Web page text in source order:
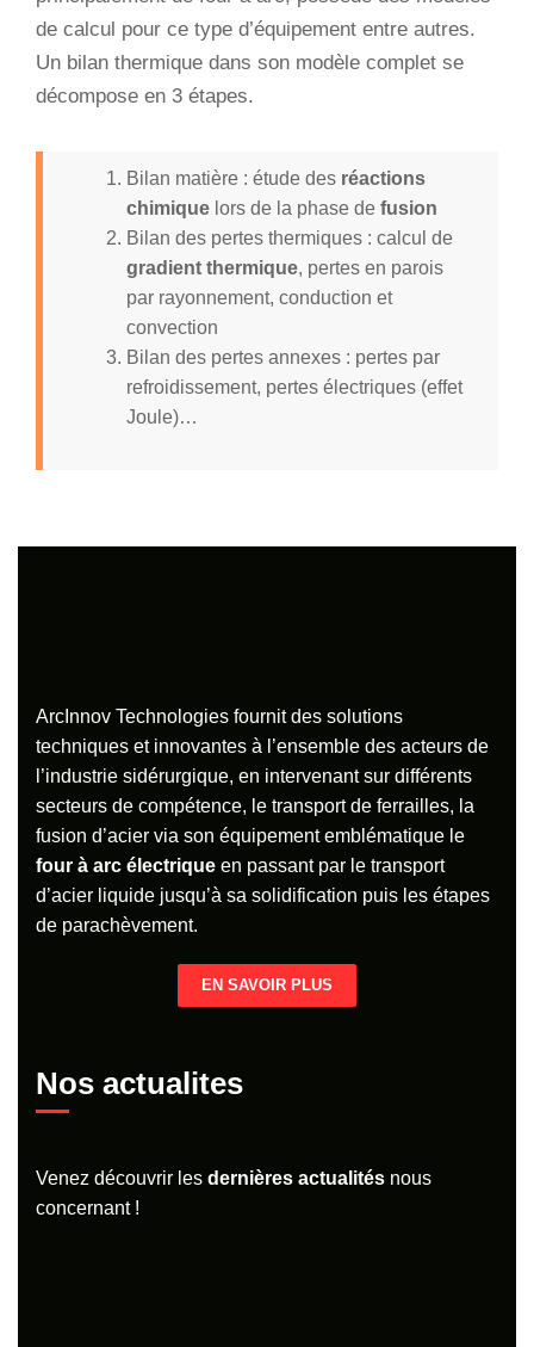
de calcul pour ce type d’équipement entre autres.
Un bilan thermique dans son modèle complet se
décompose en 3 étapes.
Bilan matière : étude des réactions
chimique lors de la phase de fusion
Bilan des pertes thermiques : calcul de
gradient thermique, pertes en parois
par rayonnement, conduction et
convection
Bilan des pertes annexes : pertes par
refroidissement, pertes électriques (effet
Joule)…
ArcInnov Technologies fournit des solutions
techniques et innovantes à l’ensemble des acteurs de
l’industrie sidérurgique, en intervenant sur différents
secteurs de compétence, le transport de ferrailles, la
fusion d’acier via son équipement emblématique le
four à arc électrique en passant par le transport
d’acier liquide jusqu’à sa solidification puis les étapes
de parachèvement.
EN SAVOIR PLUS
Nos actualites
Venez découvrir les dernières actualités nous
concernant !